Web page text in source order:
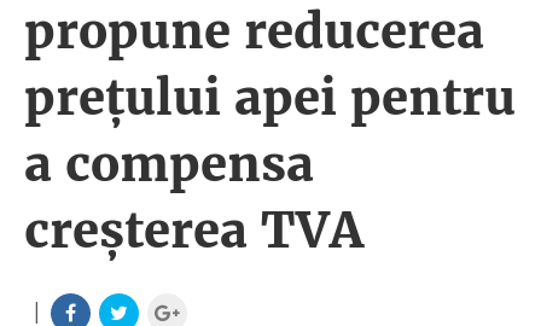
propune reducerea
prețului apei pentru
a compensa
creșterea TVA
|